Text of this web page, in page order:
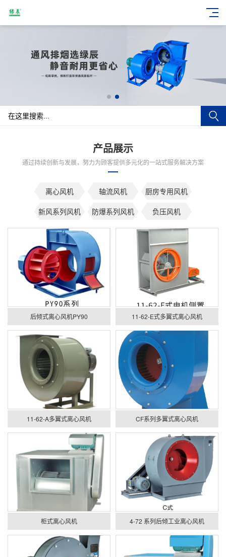
产品展示
通过持续创新与发展，努力为顾客提供多元化的一站式服务解决方案
离心风机 轴流风机
厨房专用风机
新风系列风机
防爆系列风机 负压风机
后倾式离心风机PY90 11-62-E式多翼式离心风机
11-62-A多翼式离心风机 CF系列多翼式离心风机
柜式离心风机 4-72 系列后倾工业离心风机